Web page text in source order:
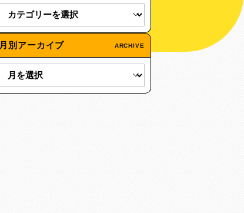
月別アーカイブ ARCHIVE